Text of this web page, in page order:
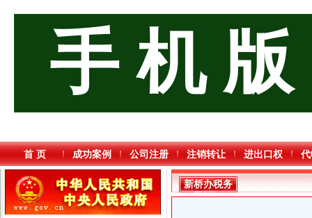
手 机 版
首 页 成功案例 公司注册 注销转让 进出口权
新桥办税务
登记证